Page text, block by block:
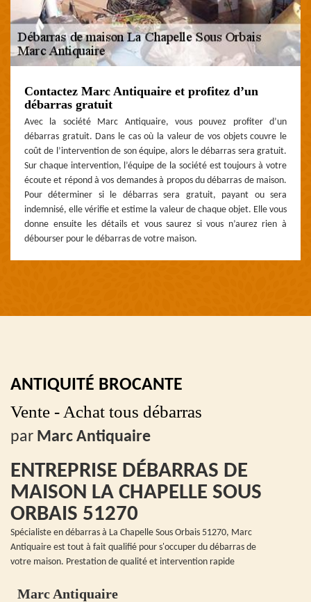
Contactez Marc Antiquaire et profitez d’un
débarras gratuit
Avec la société Marc Antiquaire, vous pouvez profiter d’un
débarras gratuit. Dans le cas où la valeur de vos objets couvre le
coût de l’intervention de son équipe, alors le débarras sera gratuit.
Sur chaque intervention, l’équipe de la société est toujours à votre
écoute et répond à vos demandes à propos du débarras de maison.
Pour déterminer si le débarras sera gratuit, payant ou sera
indemnisé, elle vérifie et estime la valeur de chaque objet. Elle vous
donne ensuite les détails et vous saurez si vous n’aurez rien à
débourser pour le débarras de votre maison.
ANTIQUITÉ BROCANTE
Vente - Achat tous débarras
par Marc Antiquaire
ENTREPRISE DÉBARRAS DE
MAISON LA CHAPELLE SOUS
ORBAIS 51270
Spécialiste en débarras à La Chapelle Sous Orbais 51270, Marc
Antiquaire est tout à fait qualifié pour s'occuper du débarras de
votre maison. Prestation de qualité et intervention rapide
Marc Antiquaire